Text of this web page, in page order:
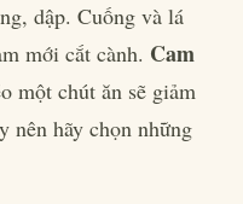
dập. Cuống và lá
mới cắt cành. Cam
một chút ăn sẽ giảm
nên hãy chọn những